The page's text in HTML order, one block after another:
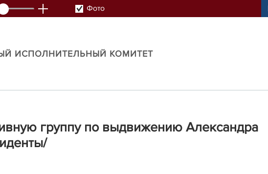
Фото
ИСПОЛНИТЕЛЬНЫЙ КОМИТЕТ
группу по выдвижению Александра